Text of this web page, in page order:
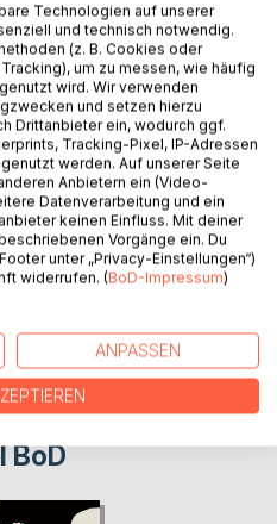
in der die Störche keine
haben Störche andere
BoD
Technologien auf unserer
und technisch notwendig.
(z. B. Cookies oder
um zu messen, wie häufig
wird. Wir verwenden
und setzen hierzu
Drittanbieter ein, wodurch ggf.
Tracking-Pixel, IP-Adressen
werden. Auf unserer Seite
Anbietern ein (Video-
Datenverarbeitung und ein
keinen Einfluss. Mit deiner
Vorgänge ein. Du
unter „Privacy-Einstellungen“)
widerrufen. (BoD-Impressum)
ANPASSEN